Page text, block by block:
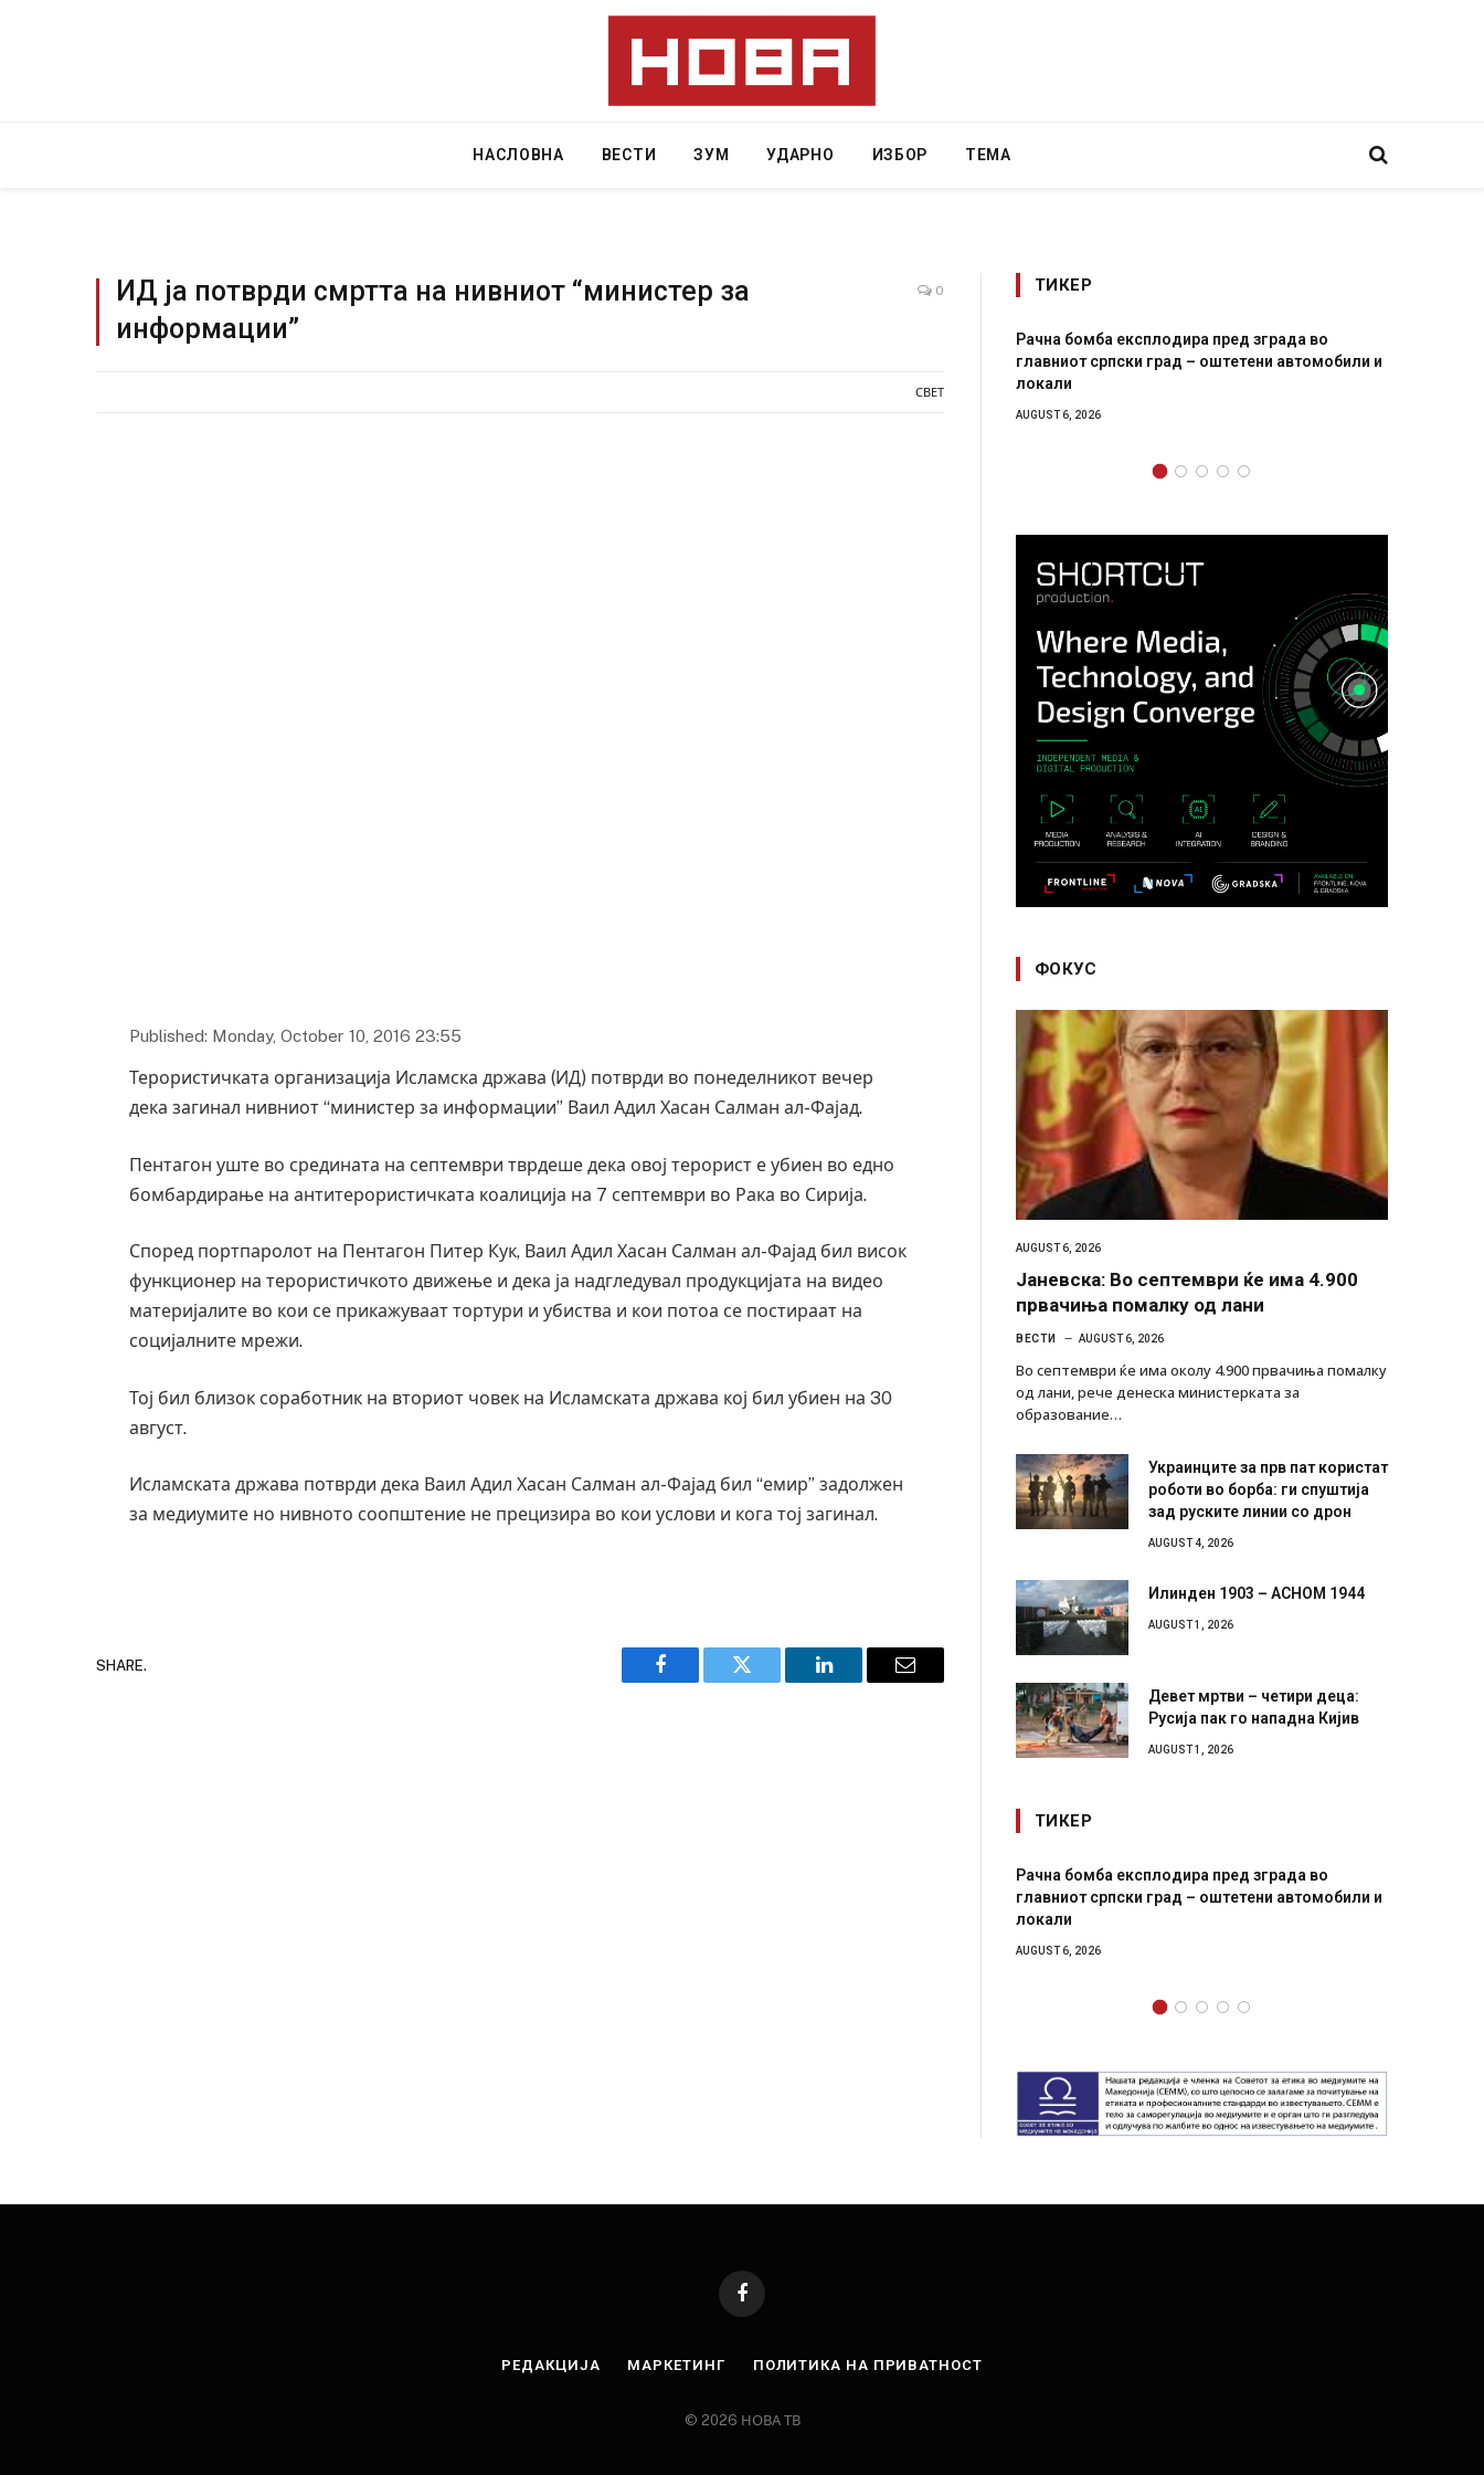
НАСЛОВНА ВЕСТИ ЗУМ УДАРНО ИЗБОР ТЕМА
ИД ја потврди смртта на нивниот “министер за
информации”
0
СВЕТ
Published: Monday, October 10, 2016 23:55
Терористичката организација Исламска држава (ИД) потврди во понеделникот вечер
дека загинал нивниот “министер за информации” Ваил Адил Хасан Салман ал-Фајад.
Пентагон уште во средината на септември тврдеше дека овој терорист е убиен во едно
бомбардирање на антитерористичката коалиција на 7 септември во Рака во Сирија.
Според портпаролот на Пентагон Питер Кук, Ваил Адил Хасан Салман ал-Фајад бил висок
функционер на терористичкото движење и дека ја надгледувал продукцијата на видео
материјалите во кои се прикажуваат тортури и убиства и кои потоа се постираат на
социјалните мрежи.
Тој бил близок соработник на вториот човек на Исламската држава кој бил убиен на 30
август.
Исламската држава потврди дека Ваил Адил Хасан Салман ал-Фајад бил “емир” задолжен
за медиумите но нивното соопштение не прецизира во кои услови и кога тој загинал.
SHARE.
Facebook Twitter LinkedIn Email
ТИКЕР
Рачна бомба експлодира пред зграда во
главниот српски град – оштетени автомобили и
локали
AUGUST 6, 2026
ФОКУС
AUGUST 6, 2026
Јаневска: Во септември ќе има 4.900
првачиња помалку од лани
ВЕСТИ AUGUST 6, 2026
Во септември ќе има околу 4.900 првачиња помалку
од лани, рече денеска министерката за
образование…
Украинците за прв пат користат
роботи во борба: ги спуштија
зад руските линии со дрон
AUGUST 4, 2026
Илинден 1903 – АСНОМ 1944
AUGUST 1, 2026
Девет мртви – четири деца:
Русија пак го нападна Кијив
AUGUST 1, 2026
ТИКЕР
Рачна бомба експлодира пред зграда во
главниот српски град – оштетени автомобили и
локали
AUGUST 6, 2026
Facebook
РЕДАКЦИЈА МАРКЕТИНГ ПОЛИТИКА НА ПРИВАТНОСТ
© 2026 НОВА ТВ